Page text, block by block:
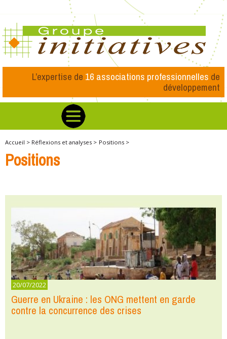
L’expertise de 16 associations professionnelles de
développement
Accueil > Réflexions et analyses > Positions >
Positions
20/07/2022
Guerre en Ukraine : les ONG mettent en garde
contre la concurrence des crises